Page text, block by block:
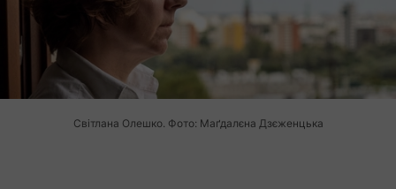
Світлана Олешко. Фото: Маґдалєна Дзєженцька